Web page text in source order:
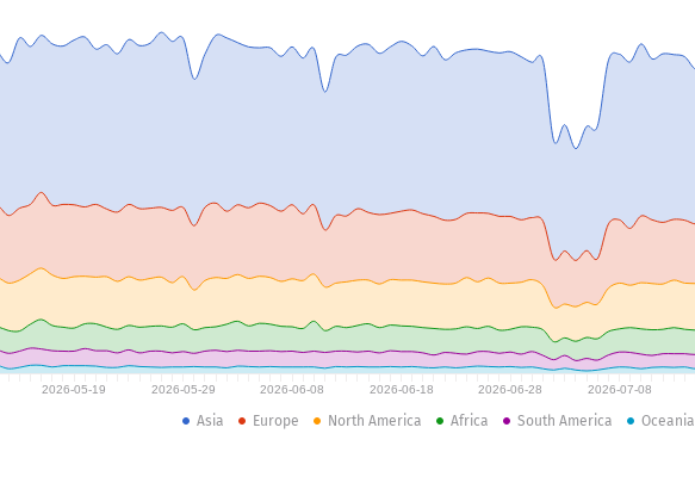
2026-05-19 2026-05-29 2026-06-08 2026-06-18 2026-06-28 2026-07-08
Asia Europe North America Africa South America Oceania